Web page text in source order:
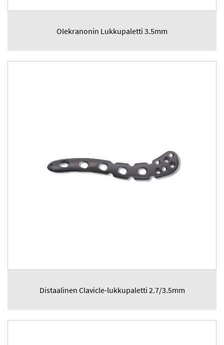
Olekranonin Lukkupaletti 3.5mm
Distaalinen Clavicle-lukkupaletti 2.7/3.5mm